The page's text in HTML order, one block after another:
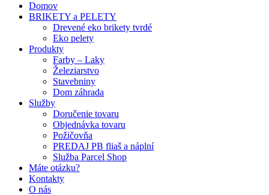
Domov
BRIKETY a PELETY
Drevené eko brikety tvrdé
Eko pelety
Produkty
Farby – Laky
Železiarstvo
Stavebniny
Dom záhrada
Služby
Doručenie tovaru
Objednávka tovaru
Požičovňa
PREDAJ PB fliaš a náplní
Služba Parcel Shop
Máte otázku?
Kontakty
O nás